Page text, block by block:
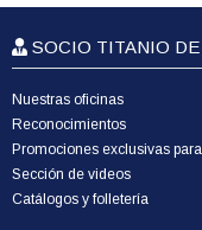
SOCIO TITANIO
Nuestras oficinas
Reconocimientos
Promociones exclusivas
Sección de videos
Catálogos y folletería